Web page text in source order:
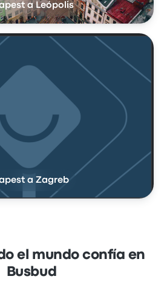
a Leópolis
a Zagreb
el mundo confía en
Busbud